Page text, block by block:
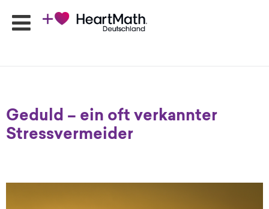
Online-
Programme
Apps
Geduld – ein oft verkannter
Stressvermeider